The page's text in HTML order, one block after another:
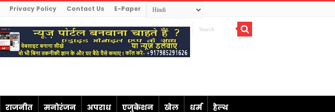
Privacy Policy Contact Us E-Paper
राजनीत मनोरंजन अपराध एजुकेशन खेल धर्म हेल्थ